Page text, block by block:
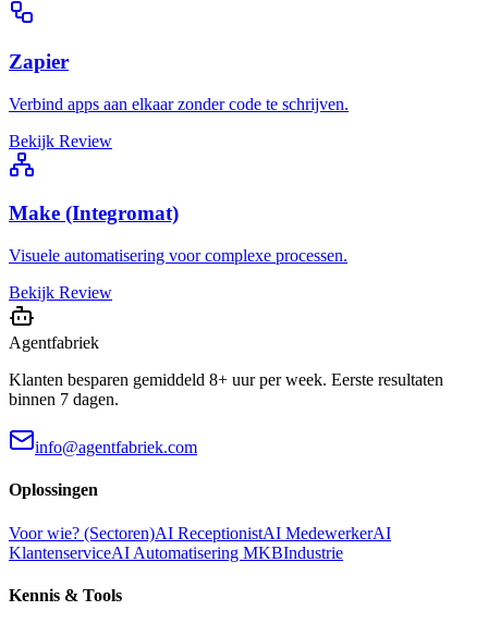
Zapier
Verbind apps aan elkaar zonder code te schrijven.
Bekijk Review
Make (Integromat)
Visuele automatisering voor complexe processen.
Bekijk Review
Agentfabriek
Klanten besparen gemiddeld 8+ uur per week. Eerste resultaten
binnen 7 dagen.
info@agentfabriek.com
Oplossingen
Voor wie? (Sectoren)AI ReceptionistAI MedewerkerAI
KlantenserviceAI Automatisering MKBIndustrie
Kennis & Tools